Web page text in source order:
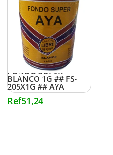
FONDO SUPER
BLANCO 1G ## FS-
205X1G ## AYA
Ref51,24